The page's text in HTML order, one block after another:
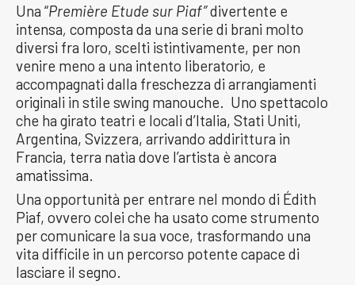
Una “Première Etude sur Piaf”divertente e
intensa, composta da una serie di brani molto
diversi fra loro, scelti istintivamente, per non
venire meno a una intento liberatorio, e
accompagnati dalla freschezza di arrangiamenti
originali in stile swing manouche. Uno spettacolo
che ha girato teatri e locali d’Italia, Stati Uniti,
Argentina, Svizzera, arrivando addirittura in
Francia, terra natìa dove l’artista è ancora
amatissima.
Una opportunità per entrare nel mondo di Édith
Piaf, ovvero colei che ha usato come strumento
per comunicare la sua voce, trasformando una
vita difficile in un percorso potente capace di
lasciare il segno.